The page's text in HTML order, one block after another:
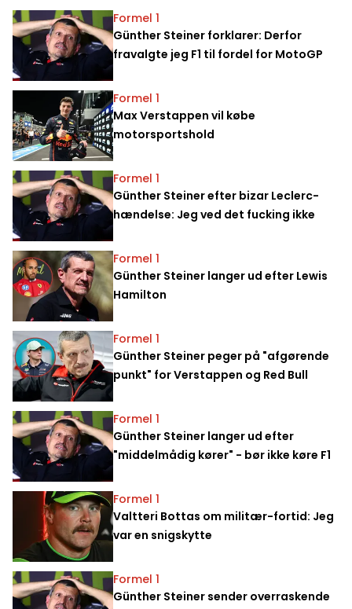
Formel 1
Günther Steiner forklarer: Derfor
fravalgte jeg F1 til fordel for MotoGP
Formel 1
Max Verstappen vil købe
motorsportshold
Formel 1
Günther Steiner efter bizar Leclerc-
hændelse: Jeg ved det fucking ikke
Formel 1
Günther Steiner langer ud efter Lewis
Hamilton
Formel 1
Günther Steiner peger på "afgørende
punkt" for Verstappen og Red Bull
Formel 1
Günther Steiner langer ud efter
"middelmådig kører" - bør ikke køre F1
Formel 1
Valtteri Bottas om militær-fortid: Jeg
var en snigskytte
Formel 1
Günther Steiner sender overraskende